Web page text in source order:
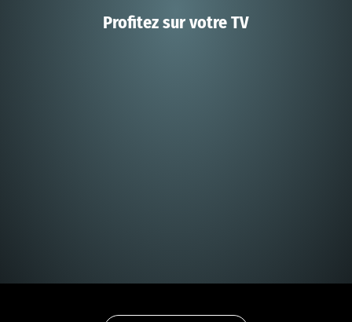
Profitez sur votre TV